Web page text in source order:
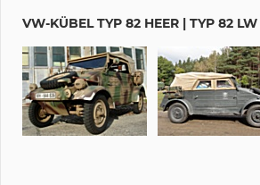
VW-KÜBEL TYP 82 HEER | TYP 82 LW